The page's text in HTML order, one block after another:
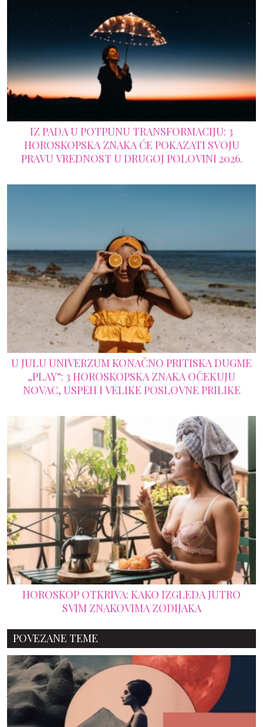
IZ PADA U POTPUNU TRANSFORMACIJU: 3
HOROSKOPSKA ZNAKA ĆE POKAZATI SVOJU
PRAVU VREDNOST U DRUGOJ POLOVINI 2026.
U JULU UNIVERZUM KONAČNO PRITISKA DUGME
„PLAY“: 3 HOROSKOPSKA ZNAKA OČEKUJU
NOVAC, USPEH I VELIKE POSLOVNE PRILIKE
HOROSKOP OTKRIVA: KAKO IZGLEDA JUTRO
SVIM ZNAKOVIMA ZODIJAKA
POVEZANE TEME